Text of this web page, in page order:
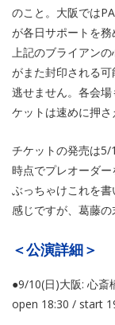
のこと。大阪では
が各日サポートを務
上記のブライアン
がまた封印される
逃せません。各会
ケットは速めに押さ
チケットの発売は5/
時点でプレオーダー
ぶっちゃけこれを
感じですが、葛藤の
＜公演詳細＞
●9/10(日)大阪: 心
open 18:30 / start